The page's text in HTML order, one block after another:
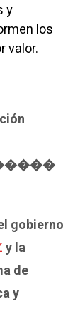
y
los
valor.
gobierno
y la
de
y